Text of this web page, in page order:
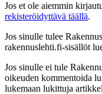
Jos et ole aiemmin
rekisteröidyttävä täällä.
Jos sinulle tulee
rakennuslehti.fi-sisällöt
Jos sinulle ei tule
oikeuden kommentoida
lukemaan lukittuja